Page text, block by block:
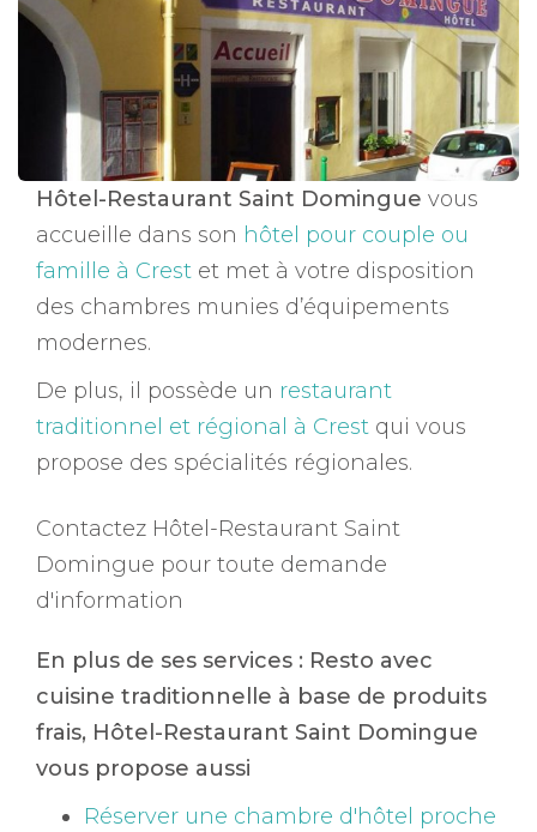
Hôtel-Restaurant Saint Domingue vous
accueille dans son hôtel pour couple ou
famille à Crest et met à votre disposition
des chambres munies d’équipements
modernes.
De plus, il possède un restaurant
traditionnel et régional à Crest qui vous
propose des spécialités régionales.
Contactez Hôtel-Restaurant Saint
Domingue pour toute demande
d'information
En plus de ses services : Resto avec
cuisine traditionnelle à base de produits
frais, Hôtel-Restaurant Saint Domingue
vous propose aussi
Réserver une chambre d'hôtel proche